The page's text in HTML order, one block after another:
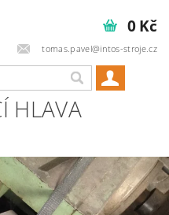
tomas.pavel@intos-stroje.cz
0 Kč
HLAVA